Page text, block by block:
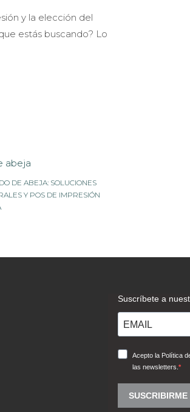
y la elección del
estás buscando? Lo
DE ABEJA: SOLUCIONES
Y POS DE IMPRESIÓN